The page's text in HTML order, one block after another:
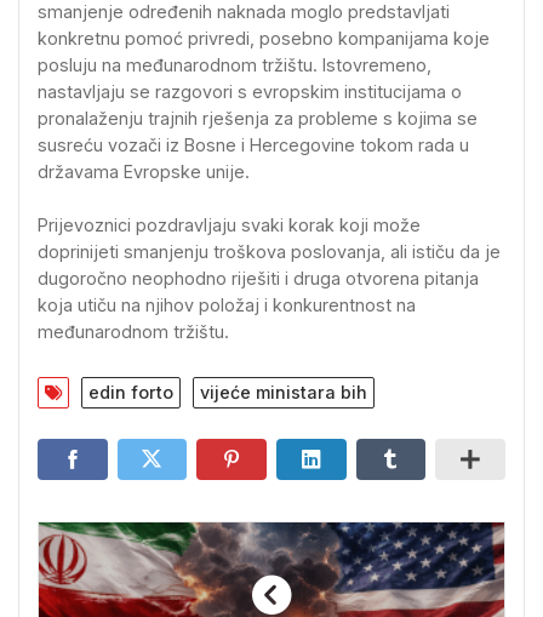
smanjenje određenih naknada moglo predstavljati
konkretnu pomoć privredi, posebno kompanijama koje
posluju na međunarodnom tržištu. Istovremeno,
nastavljaju se razgovori s evropskim institucijama o
pronalaženju trajnih rješenja za probleme s kojima se
susreću vozači iz Bosne i Hercegovine tokom rada u
državama Evropske unije.
Prijevoznici pozdravljaju svaki korak koji može
doprinijeti smanjenju troškova poslovanja, ali ističu da je
dugoročno neophodno riješiti i druga otvorena pitanja
koja utiču na njihov položaj i konkurentnost na
međunarodnom tržištu.
edin forto vijeće ministara bih